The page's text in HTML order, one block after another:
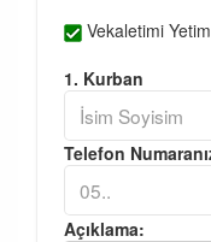
Vekaletimi
1. Kurban
Telefon
Açıklama: